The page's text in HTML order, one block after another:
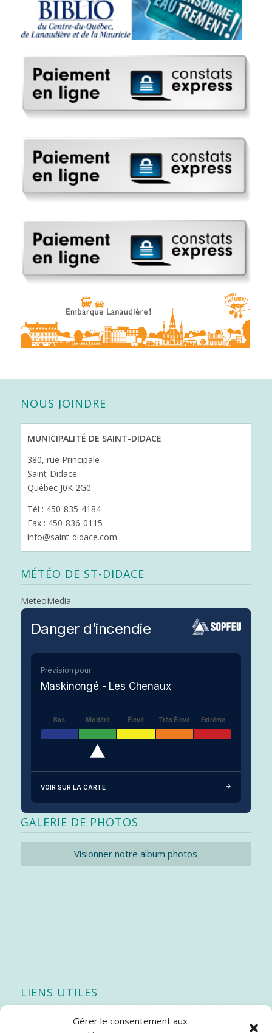
Gérer le consentement aux
NOUS JOINDRE
MUNICIPALITÉ DE SAINT-DIDACE
380, rue Principale
Saint-Didace
Québec J0K 2G0
Tél : 450-835-4184
Fax : 450-836-0115
info@saint-didace.com
MÉTÉO DE ST-DIDACE
MeteoMedia
Danger d’incendie
Prévision pour:
Maskinongé - Les Chenaux
Bas Modéré Élevé Très Élevé Extrême
VOIR SUR LA CARTE
GALERIE DE PHOTOS
Visionner notre album photos
LIENS UTILES
Quoi de neuf